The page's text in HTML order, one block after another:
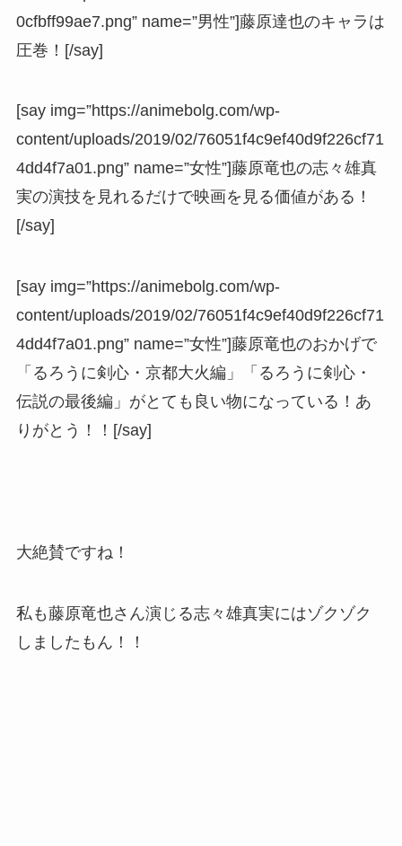
0cfbff99ae7.png” name=”男性”]藤原達也のキャラは
圧巻！[/say]
[say img=”https://animebolg.com/wp-
content/uploads/2019/02/76051f4c9ef40d9f226cf71
4dd4f7a01.png” name=”女性”]藤原竜也の志々雄真
実の演技を見れるだけで映画を見る価値がある！
[/say]
[say img=”https://animebolg.com/wp-
content/uploads/2019/02/76051f4c9ef40d9f226cf71
4dd4f7a01.png” name=”女性”]藤原竜也のおかげで
「るろうに剣心・京都大火編」「るろうに剣心・
伝説の最後編」がとても良い物になっている！あ
りがとう！！[/say]
大絶賛ですね！
私も藤原竜也さん演じる志々雄真実にはゾクゾク
しましたもん！！